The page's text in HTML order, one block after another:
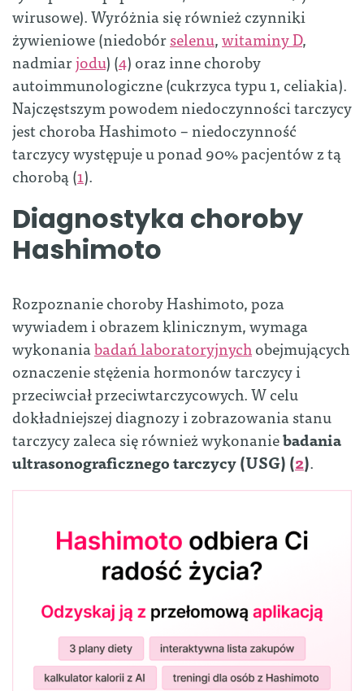
wirusowe). Wyróżnia się również czynniki
żywieniowe (niedobórselenu,witaminy D,
nadmiarjodu) (4) oraz inne choroby
autoimmunologiczne (cukrzyca typu 1, celiakia).
Najczęstszym powodem niedoczynności tarczycy
jest choroba Hashimoto – niedoczynność
tarczycy występuje u ponad 90% pacjentów z tą
chorobą (1).
Diagnostyka choroby
Hashimoto
Rozpoznanie choroby Hashimoto, poza
wywiadem i obrazem klinicznym, wymaga
wykonaniabadań laboratoryjnychobejmujących
oznaczenie stężenia hormonów tarczycy i
przeciwciał przeciwtarczycowych. W celu
dokładniejszej diagnozy i zobrazowania stanu
tarczycy zaleca się również wykonaniebadania
ultrasonograficznego tarczycy (USG) (2).